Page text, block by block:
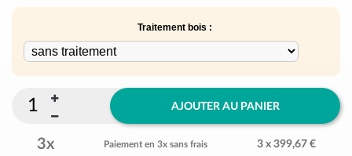
Traitement bois :
AJOUTER AU PANIER
3x Paiement en 3x sans frais 3 x 399,67 €